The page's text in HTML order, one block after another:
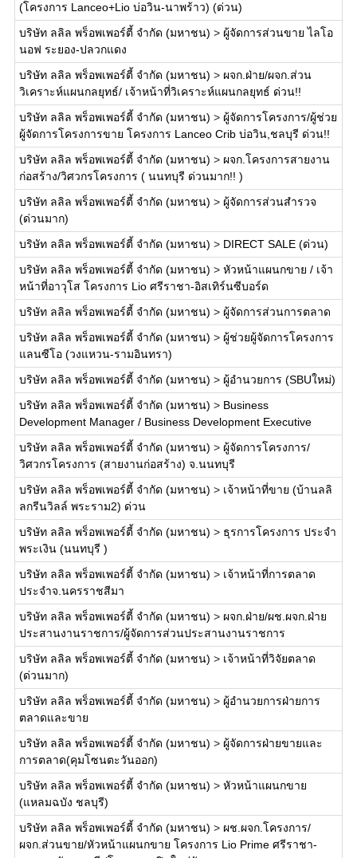
(โครงการ Lanceo+Lio บ่อวิน-นาพร้าว) (ด่วน)
บริษัท ลลิล พร็อพเพอร์ตี้ จำกัด (มหาชน) > ผู้จัดการส่วนขาย ไลโอ
นอฟ ระยอง-ปลวกแดง
บริษัท ลลิล พร็อพเพอร์ตี้ จำกัด (มหาชน) > ผจก.ฝ่าย/ผจก.ส่วน
วิเคราะห์แผนกลยุทธ์/ เจ้าหน้าที่วิเคราะห์แผนกลยุทธ์ ด่วน!!
บริษัท ลลิล พร็อพเพอร์ตี้ จำกัด (มหาชน) > ผู้จัดการโครงการ/ผู้ช่วย
ผู้จัดการโครงการขาย โครงการ Lanceo Crib บ่อวิน,ชลบุรี ด่วน!!
บริษัท ลลิล พร็อพเพอร์ตี้ จำกัด (มหาชน) > ผจก.โครงการสายงาน
ก่อสร้าง/วิศวกรโครงการ ( นนทบุรี ด่วนมาก!! )
บริษัท ลลิล พร็อพเพอร์ตี้ จำกัด (มหาชน) > ผู้จัดการส่วนสำรวจ
(ด่วนมาก)
บริษัท ลลิล พร็อพเพอร์ตี้ จำกัด (มหาชน) > DIRECT SALE (ด่วน)
บริษัท ลลิล พร็อพเพอร์ตี้ จำกัด (มหาชน) > หัวหน้าแผนกขาย / เจ้า
หน้าที่อาวุโส โครงการ Lio ศรีราชา-อิสเทิร์นซีบอร์ด
บริษัท ลลิล พร็อพเพอร์ตี้ จำกัด (มหาชน) > ผู้จัดการส่วนการตลาด
บริษัท ลลิล พร็อพเพอร์ตี้ จำกัด (มหาชน) > ผู้ช่วยผู้จัดการโครงการ
แลนซีโอ (วงแหวน-รามอินทรา)
บริษัท ลลิล พร็อพเพอร์ตี้ จำกัด (มหาชน) > ผู้อำนวยการ (SBUใหม่)
บริษัท ลลิล พร็อพเพอร์ตี้ จำกัด (มหาชน) > Business
Development Manager / Business Development Executive
บริษัท ลลิล พร็อพเพอร์ตี้ จำกัด (มหาชน) > ผู้จัดการโครงการ/
วิศวกรโครงการ (สายงานก่อสร้าง) จ.นนทบุรี
บริษัท ลลิล พร็อพเพอร์ตี้ จำกัด (มหาชน) > เจ้าหน้าที่ขาย (บ้านลลิ
ลกรีนวิลล์ พระราม2) ด่วน
บริษัท ลลิล พร็อพเพอร์ตี้ จำกัด (มหาชน) > ธุรการโครงการ ประจำ
พระเงิน (นนทบุรี )
บริษัท ลลิล พร็อพเพอร์ตี้ จำกัด (มหาชน) > เจ้าหน้าที่การตลาด
ประจำจ.นครราชสีมา
บริษัท ลลิล พร็อพเพอร์ตี้ จำกัด (มหาชน) > ผจก.ฝ่าย/ผช.ผจก.ฝ่าย
ประสานงานราชการ/ผู้จัดการส่วนประสานงานราชการ
บริษัท ลลิล พร็อพเพอร์ตี้ จำกัด (มหาชน) > เจ้าหน้าที่วิจัยตลาด
(ด่วนมาก)
บริษัท ลลิล พร็อพเพอร์ตี้ จำกัด (มหาชน) > ผู้อำนวยการฝ่ายการ
ตลาดและขาย
บริษัท ลลิล พร็อพเพอร์ตี้ จำกัด (มหาชน) > ผู้จัดการฝ่ายขายและ
การตลาด(คุมโซนตะวันออก)
บริษัท ลลิล พร็อพเพอร์ตี้ จำกัด (มหาชน) > หัวหน้าแผนกขาย
(แหลมฉบัง ชลบุรี)
บริษัท ลลิล พร็อพเพอร์ตี้ จำกัด (มหาชน) > ผช.ผจก.โครงการ/
ผจก.ส่วนขาย/หัวหน้าแผนกขาย โครงการ Lio Prime ศรีราชา-